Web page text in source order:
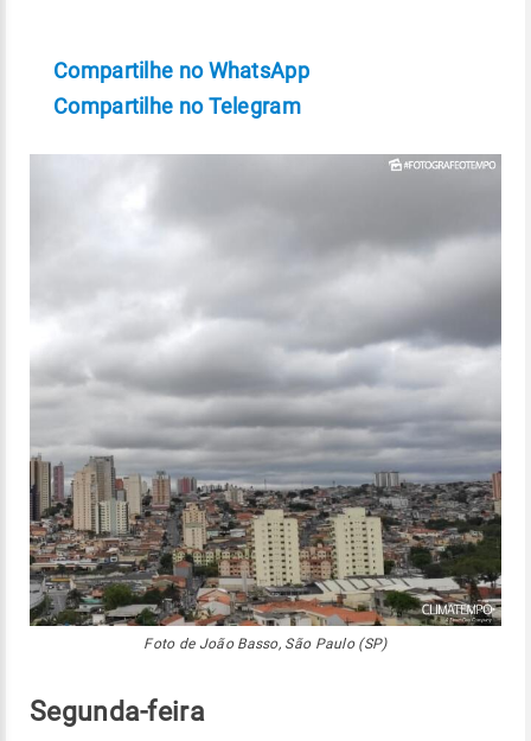
Compartilhe no WhatsApp
Compartilhe no Telegram
Foto de João Basso, São Paulo (SP)
Segunda-feira